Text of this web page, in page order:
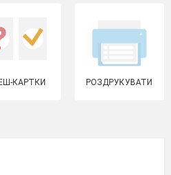
КАРТКИ РОЗДРУКУВАТИ